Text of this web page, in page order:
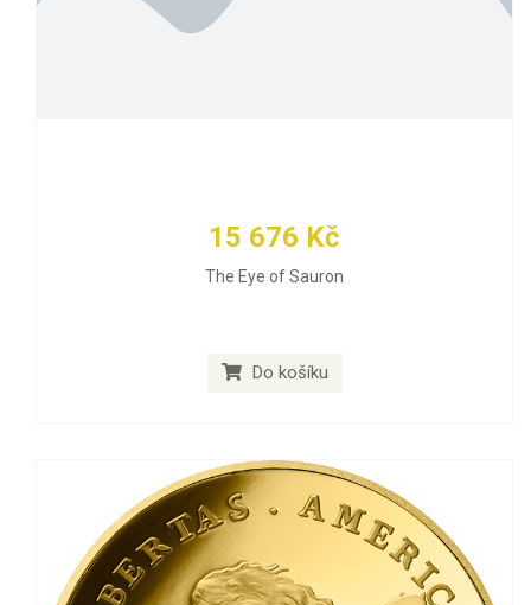
15 676 Kč
The Eye of Sauron
Do košíku